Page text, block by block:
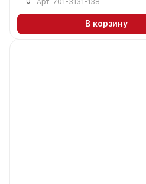
В корзину